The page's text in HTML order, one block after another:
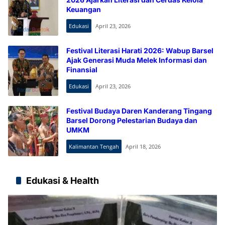
Keuangan
Edukasi April 23, 2026
Festival Literasi Harati 2026: Wabup Barsel
Ajak Generasi Muda Melek Informasi dan
Finansial
Edukasi April 23, 2026
Festival Budaya Daren Kanderang Tingang
Barsel Dorong Pelestarian Budaya dan
UMKM
Kalimantan Tengah April 18, 2026
Edukasi & Health